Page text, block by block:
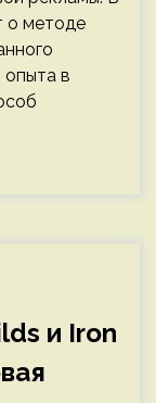
о методе
опыта в
и Iron